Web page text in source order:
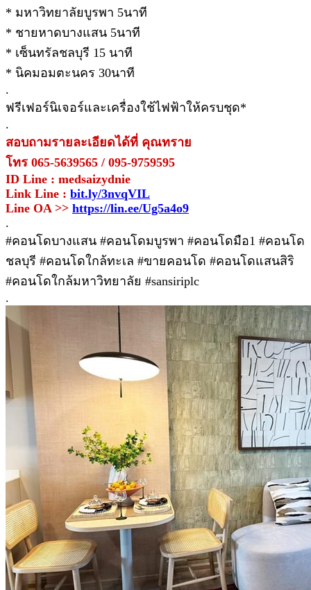
* มหาวิทยาลัยบูรพา 5นาที
* ชายหาดบางแสน 5นาที
* เซ็นทรัลชลบุรี 15 นาที
* นิคมอมตะนคร 30นาที
.
ฟรีเฟอร์นิเจอร์และเครื่องใช้ไฟฟ้าให้ครบชุด*
.
สอบถามรายละเอียดได้ที่ คุณทราย
โทร 065-5639565 / 095-9759595
ID Line : medsaizydnie
Link Line : bit.ly/3nvqVIL
Line OA >> https://lin.ee/Ug5a4o9
.
#คอนโดบางแสน #คอนโดมบูรพา #คอนโดมือ1 #คอนโด
ชลบุรี #คอนโดใกล้ทะเล #ขายคอนโด #คอนโดแสนสิริ
#คอนโดใกล้มหาวิทยาลัย #sansiriplc
.